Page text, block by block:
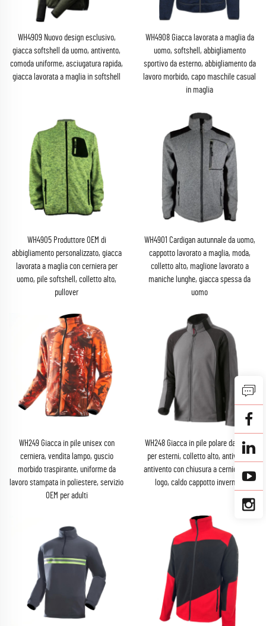
WH4909 Nuovo design esclusivo,
giacca softshell da uomo, antivento,
comoda uniforme, asciugatura rapida,
giacca lavorata a maglia in softshell
WH4908 Giacca lavorata a maglia da
uomo, softshell, abbigliamento
sportivo da esterno, abbigliamento da
lavoro morbido, capo maschile casual
in maglia
WH4905 Produttore OEM di
abbigliamento personalizzato, giacca
lavorata a maglia con cerniera per
uomo, pile softshell, colletto alto,
pullover
WH4901 Cardigan autunnale da uomo,
cappotto lavorato a maglia, moda,
colletto alto, maglione lavorato a
maniche lunghe, giacca spessa da
uomo
WH249 Giacca in pile unisex con
cerniera, vendita lampo, guscio
morbido traspirante, uniforme da
lavoro stampata in poliestere, servizio
OEM per adulti
WH248 Giacca in pile polare da uomo
per esterni, colletto alto, antivento,
antivento con chiusura a cerniera con
logo, caldo cappotto invernale